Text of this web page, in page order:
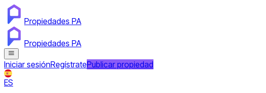
Propiedades PA
Propiedades PA
Iniciar sesiónRegístratePublicar propiedad
ES